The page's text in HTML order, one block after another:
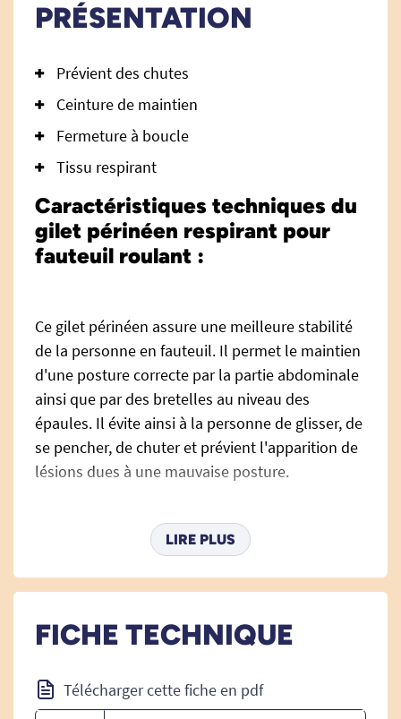
PRÉSENTATION
Prévient des chutes
Ceinture de maintien
Fermeture à boucle
Tissu respirant
Caractéristiques techniques du
gilet périnéen respirant pour
fauteuil roulant :
Ce gilet périnéen assure une meilleure stabilité
de la personne en fauteuil. Il permet le maintien
d'une posture correcte par la partie abdominale
ainsi que par des bretelles au niveau des
épaules. Il évite ainsi à la personne de glisser, de
se pencher, de chuter et prévient l'apparition de
lésions dues à une mauvaise posture.
Rembourrage : 20% suédine polyester, 20%
Tissu externe : 100% polyester.
Bande 100% polypropylène.
LIRE PLUS
FICHE TECHNIQUE
Télécharger cette fiche en pdf